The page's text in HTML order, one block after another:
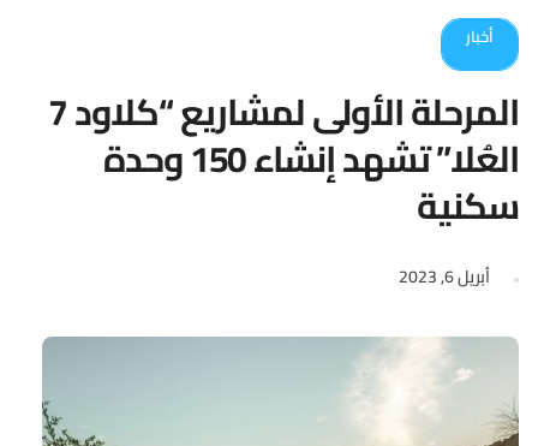
أخبار
المرحلة الأولى لمشاريع “كلاود 7
العُلا” تشهد إنشاء 150 وحدة
سكنية
أبريل 6, 2023